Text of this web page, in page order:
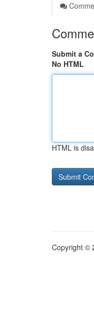
Submit a
No HTML
HTML is
Copyright ©